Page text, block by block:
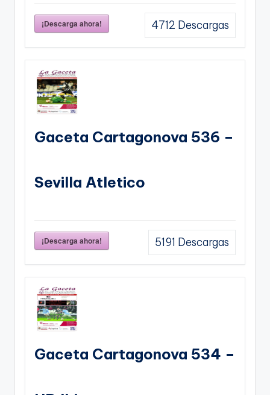
¡Descarga ahora! 4712 Descargas
Gaceta Cartagonova 536 –
Sevilla Atletico
¡Descarga ahora! 5191 Descargas
Gaceta Cartagonova 534 –